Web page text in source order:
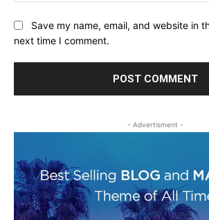
Save my name, email, and website in
next time I comment.
- Advertisment -